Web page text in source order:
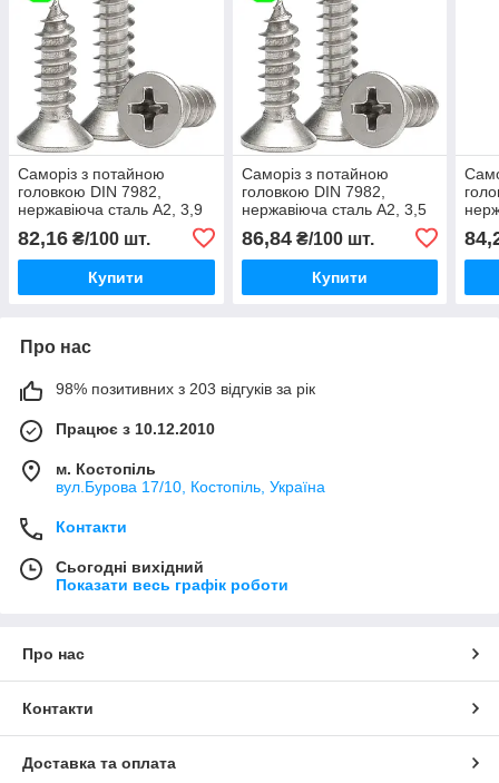
Саморіз з потайною
головкою DIN 7982,
нержавіюча сталь А2, 3,9
82,16 ₴/100 шт.
Купити
Саморіз з потайною
головкою DIN 7982,
нержавіюча сталь А2, 3,5
86,84₴/100 шт.
Купити
Про нас
98% позитивних з 203 відгуків за рік
Працює з 10.12.2010
м. Костопіль
вул.Бурова 17/10, Костопіль, Україна
Контакти
Сьогодні вихідний
Показати весь графік роботи
Про нас
Контакти
Доставка та оплата